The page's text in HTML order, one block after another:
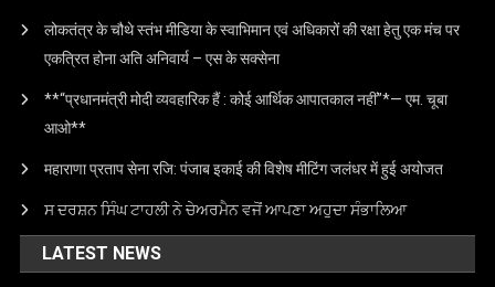
लोकतंत्र के चौथे स्तंभ मीडिया के स्वाभिमान एवं अधिकारों की रक्षा हेतु एक मंच पर
एकत्रित होना अति अनिवार्य – एस के सक्सेना
**“प्रधानमंत्री मोदी व्यवहारिक हैं : कोई आर्थिक आपातकाल नहीं”*— एम. चूबा
आओ**
महाराणा प्रताप सेना रजि: पंजाब इकाई की विशेष मीटिंग जलंधर में हुई अयोजत
ਸ ਦਰਸ਼ਨ ਸਿੰਘ ਟਾਹਲੀ ਨੇ ਚੇਅਰਮੈਨ ਵਜੋਂ ਆਪਣਾ ਅਹੁਦਾ ਸੰਭਾਲਿਆ
LATEST NEWS